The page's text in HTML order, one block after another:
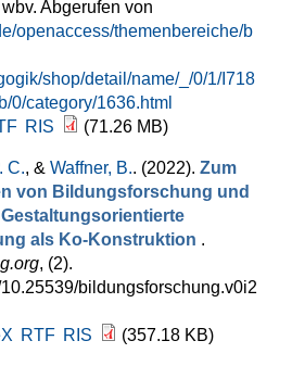
Abgerufen von
openaccess/themenbereiche/b
shop/detail/name/_/0/1/I718
0/category/1636.html
RIS (71.26 MB)
C., & Waffner, B.. (2022). Zum
von Bildungsforschung und
als Ko-Konstruktion .
, (2).
bildungsforschung.v0i2
RTF RIS (357.18 KB)